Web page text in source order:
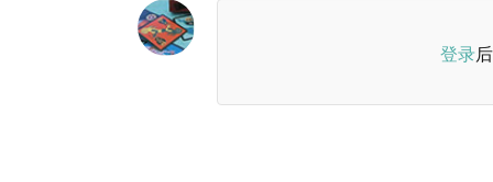
登录